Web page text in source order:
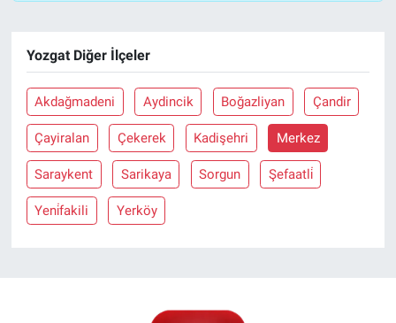
Yozgat Diğer İlçeler
Akdağmadeni Aydincik Boğazliyan Çandir
Çayiralan Çekerek Kadişehri Merkez
Saraykent Sarikaya Sorgun Şefaatli̇
Yeni̇fakili Yerköy